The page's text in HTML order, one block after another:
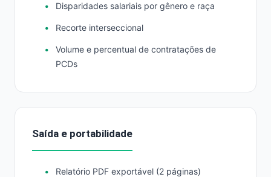
Disparidades salariais por gênero e raça
Recorte interseccional
Volume e percentual de contratações de
PCDs
Saída e portabilidade
Relatório PDF exportável (2 páginas)